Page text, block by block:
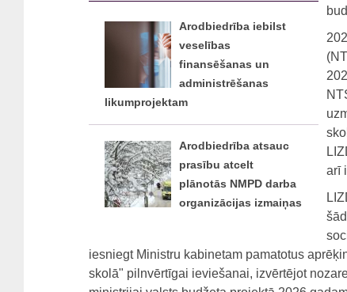
Arodbiedrība iebilst
veselības
finansēšanas un
administrēšanas
likumprojektam
Arodbiedrība atsauc
prasību atcelt
plānotās NMPD darba
organizācijas izmaiņas
arī
iesniegt Ministru kabinetam pamatotus
skolā" pilnvērtīgai ieviešanai, izvērtējot